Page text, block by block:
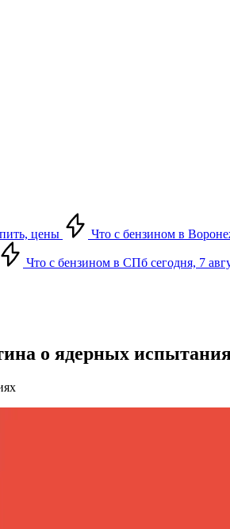
цены Что с бензином в
Что с бензином в СПб сегодня, 7
о ядерных